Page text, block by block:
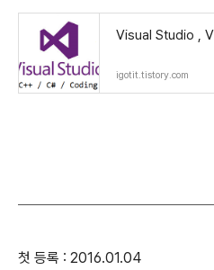
Visual Studio ,
igotit.tistory.com
첫 등록 : 2016.01.04